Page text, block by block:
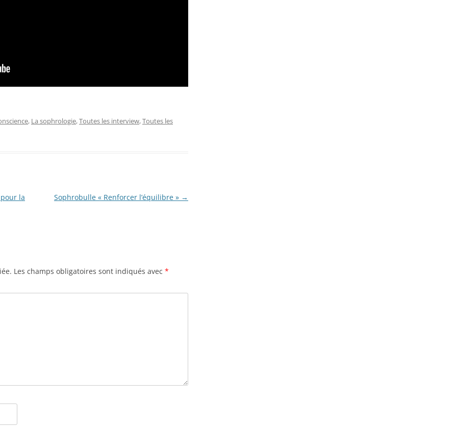
, La sophrologie,Toutes les interview,Toutes les
la
Sophrobulle « Renforcer l’équilibre » →
Les champs obligatoires sont indiqués avec *